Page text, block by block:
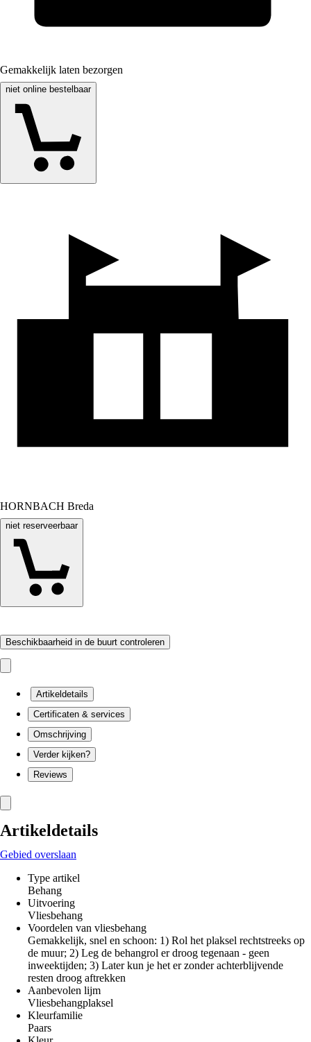
Gemakkelijk laten bezorgen
niet online bestelbaar
HORNBACH Breda
niet reserveerbaar
Beschikbaarheid in de buurt controleren
Artikeldetails
Certificaten & services
Omschrijving
Verder kijken?
Reviews
Artikeldetails
Gebied overslaan
Type artikel
Behang
Uitvoering
Vliesbehang
Voordelen van vliesbehang
Gemakkelijk, snel en schoon: 1) Rol het plaksel rechtstreeks op
de muur; 2) Leg de behangrol er droog tegenaan - geen
inweektijden; 3) Later kun je het er zonder achterblijvende
resten droog aftrekken
Aanbevolen lijm
Vliesbehangplaksel
Kleurfamilie
Paars